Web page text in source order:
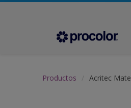
Productos Acritec Mate